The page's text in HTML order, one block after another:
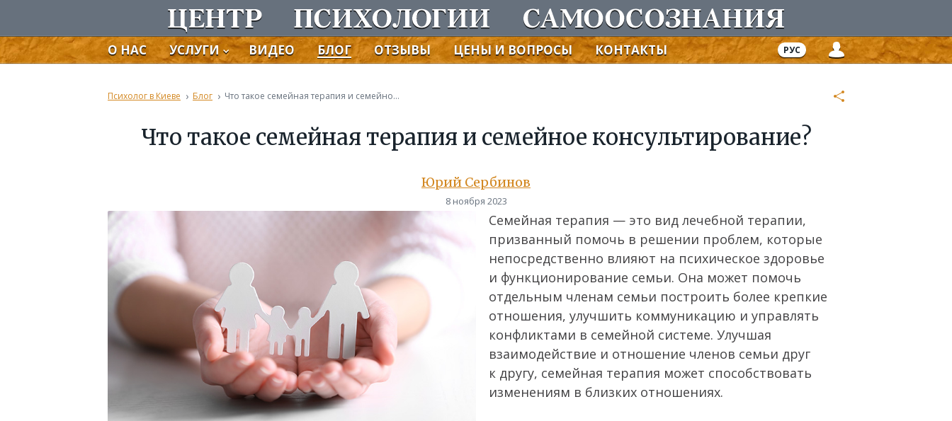
О НАС УСЛУГИ ВИДЕО БЛОГ ОТЗЫВЫ ЦЕНЫ И ВОПРОСЫ КОНТАКТЫ РУС
Психолог в Киеве › Блог › Что такое семейная терапия и семейное консультирование?
Что такое семейная терапия и семейное консультирование?
Юрий Сербинов
8 ноября 2023
Семейная терапия — это вид лечебной терапии,
призванный помочь в решении проблем, которые
непосредственно влияют на психическое здоровье
и функционирование семьи. Она может помочь
отдельным членам семьи построить более крепкие
отношения, улучшить коммуникацию и управлять
конфликтами в семейной системе. Улучшая
взаимодействие и отношение членов семьи друг
к другу, семейная терапия может способствовать
изменениям в близких отношениях.